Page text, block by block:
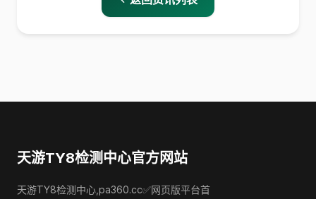
天游TY8检测中心官方网站
天游TY8检测中心,pa360.cc✅网页版平台首